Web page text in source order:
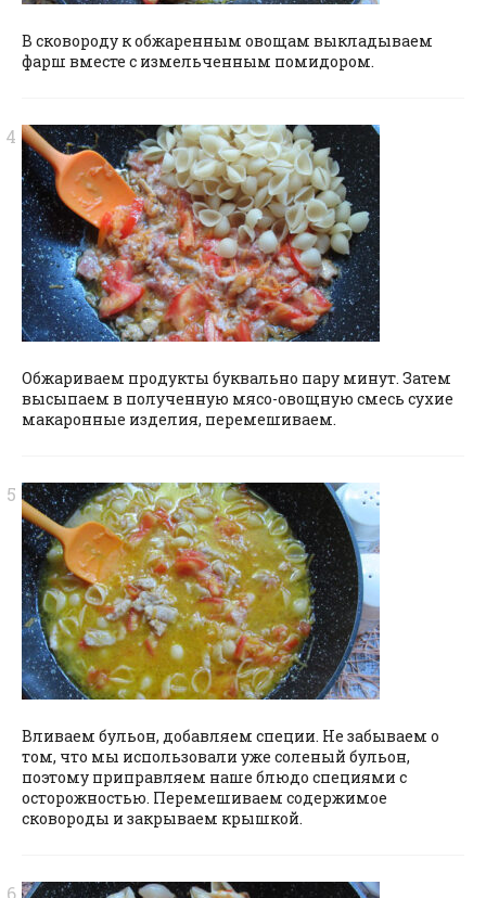
В сковороду к обжаренным овощам выкладываем
фарш вместе с измельченным помидором.
Обжариваем продукты буквально пару минут. Затем
высыпаем в полученную мясо-овощную смесь сухие
макаронные изделия, перемешиваем.
Вливаем бульон, добавляем специи. Не забываем о
том, что мы использовали уже соленый бульон,
поэтому приправляем наше блюдо специями с
осторожностью. Перемешиваем содержимое
сковороды и закрываем крышкой.